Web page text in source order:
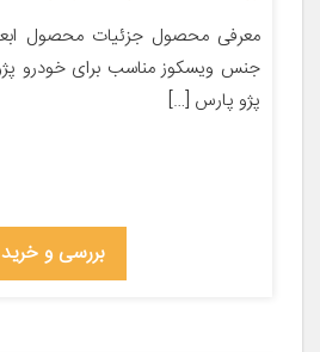
پژو پارس […]
بررسی و خرید